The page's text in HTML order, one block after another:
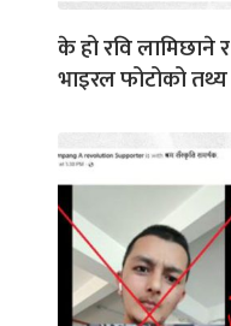
के हो रवि लामिछाने
भाइरल फोटोको